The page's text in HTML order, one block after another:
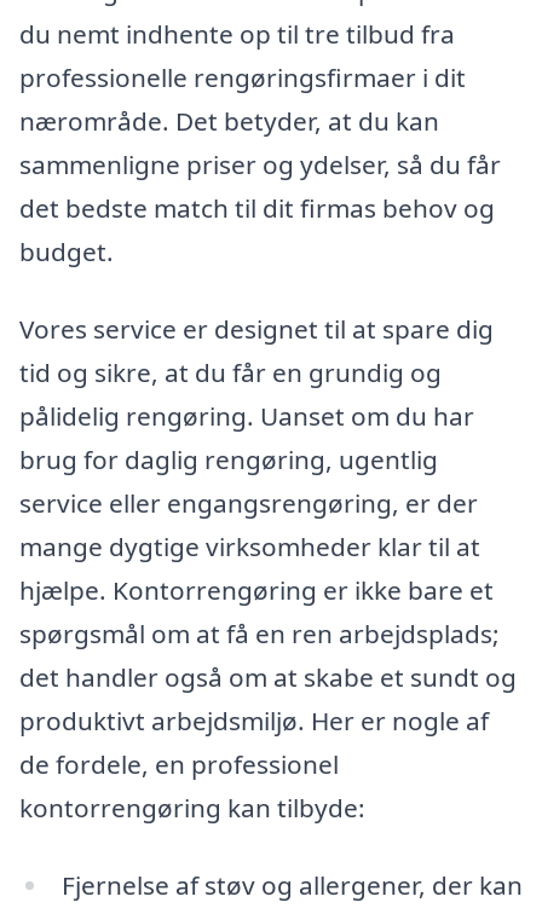
du nemt indhente op til tre tilbud fra
professionelle rengøringsfirmaer i dit
nærområde. Det betyder, at du kan
sammenligne priser og ydelser, så du får
det bedste match til dit firmas behov og
budget.
Vores service er designet til at spare dig
tid og sikre, at du får en grundig og
pålidelig rengøring. Uanset om du har
brug for daglig rengøring, ugentlig
service eller engangsrengøring, er der
mange dygtige virksomheder klar til at
hjælpe. Kontorrengøring er ikke bare et
spørgsmål om at få en ren arbejdsplads;
det handler også om at skabe et sundt og
produktivt arbejdsmiljø. Her er nogle af
de fordele, en professionel
kontorrengøring kan tilbyde:
Fjernelse af støv og allergener, der kan